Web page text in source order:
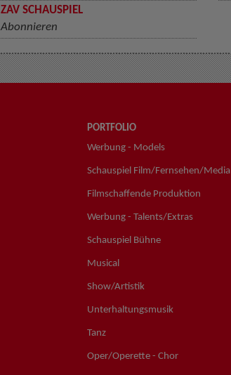
ZAV SCHAUSPIEL
Abonnieren
PORTFOLIO
Werbung - Models
Schauspiel Film/Fernsehen/Media
Filmschaffende Produktion
Werbung - Talents/Extras
Schauspiel Bühne
Musical
Show/Artistik
Unterhaltungsmusik
Tanz
Oper/Operette - Chor